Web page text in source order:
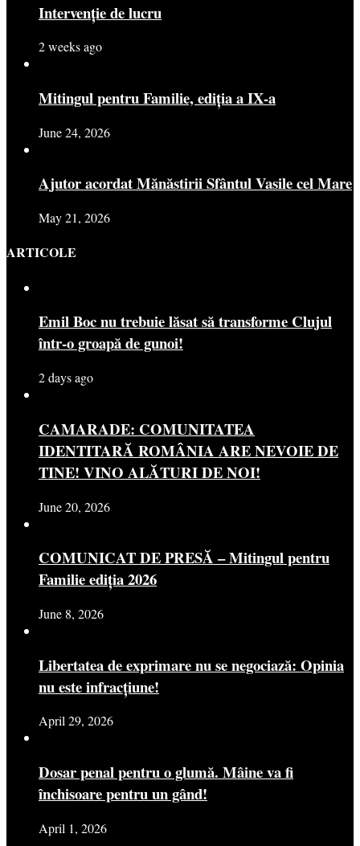
Intervenție de lucru
2 weeks ago
Mitingul pentru Familie, ediția a IX-a
June 24, 2026
Ajutor acordat Mănăstirii Sfântul Vasile cel Mare
May 21, 2026
ARTICOLE
Emil Boc nu trebuie lăsat să transforme Clujul
într-o groapă de gunoi!
2 days ago
CAMARADE: COMUNITATEA
IDENTITARĂ ROMÂNIA ARE NEVOIE DE
TINE! VINO ALĂTURI DE NOI!
June 20, 2026
COMUNICAT DE PRESĂ – Mitingul pentru
Familie ediția 2026
June 8, 2026
Libertatea de exprimare nu se negociază: Opinia
nu este infracțiune!
April 29, 2026
Dosar penal pentru o glumă. Mâine va fi
închisoare pentru un gând!
April 1, 2026